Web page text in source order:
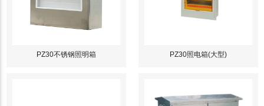
PZ30不锈钢照明箱 PZ30照电箱(大型)